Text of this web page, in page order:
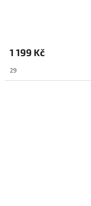
1 199 Kč
29